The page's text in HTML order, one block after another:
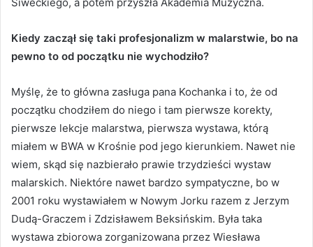
Kiedy zaczął się taki profesjonalizm w malarstwie, bo na
pewno to od początku nie wychodziło?
Myślę, że to główna zasługa pana Kochanka i to, że od
początku chodziłem do niego i tam pierwsze korekty,
pierwsze lekcje malarstwa, pierwsza wystawa, którą
miałem w BWA w Krośnie pod jego kierunkiem. Nawet nie
wiem, skąd się nazbierało prawie trzydzieści wystaw
malarskich. Niektóre nawet bardzo sympatyczne, bo w
2001 roku wystawiałem w Nowym Jorku razem z Jerzym
Dudą-Graczem i Zdzisławem Beksińskim. Była taka
wystawa zbiorowa zorganizowana przez Wiesława